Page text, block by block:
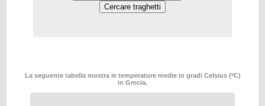
La seguente tabella mostra le temperature medie in gradi Celsius (ºC)
in Grecia.